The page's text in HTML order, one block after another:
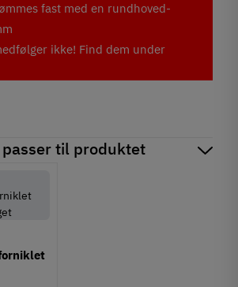
fast med en rundhoved-
ikke! Find dem under
til produktet